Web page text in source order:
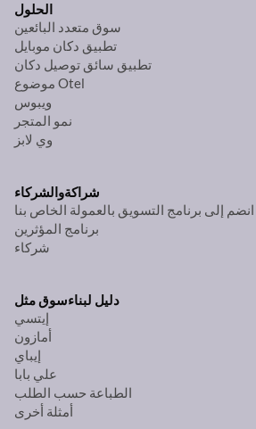
الحلول
سوق متعدد البائعين
تطبيق دكان موبايل
تطبيق سائق توصيل دكان
موضوع Otel
ويبوس
نمو المتجر
وي لابز
شراكةوالشركاء
انضم إلى برنامج التسويق بالعمولة الخاص بنا
برنامج المؤثرين
شركاء
دليل لبناءسوق مثل
إيتسي
أمازون
إيباي
علي بابا
الطباعة حسب الطلب
أمثلة أخرى